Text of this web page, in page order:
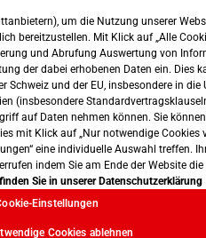
um die Nutzung unserer
bereitzustellen. Mit Klick auf „Alle
und Abrufung Auswertung von
der dabei erhobenen Daten ein. Dies
und der EU, insbesondere in die
(insbesondere
auf Daten nehmen können. Sie
mit Klick auf „Nur notwendige Cookies
eine individuelle Auswahl treffen.
indem Sie am Ende der Website die
Sie in unserer Datenschutzerklärung
Einstellungen
Cookies ablehnen